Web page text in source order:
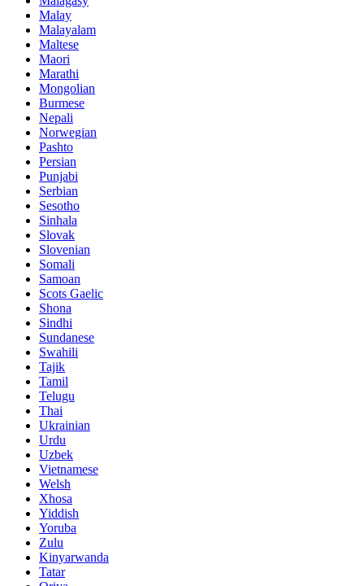
Malay
Malayalam
Maltese
Maori
Marathi
Mongolian
Burmese
Nepali
Norwegian
Pashto
Persian
Punjabi
Serbian
Sesotho
Sinhala
Slovak
Slovenian
Somali
Samoan
Scots Gaelic
Shona
Sindhi
Sundanese
Swahili
Tajik
Tamil
Telugu
Thai
Ukrainian
Urdu
Uzbek
Vietnamese
Welsh
Xhosa
Yiddish
Yoruba
Zulu
Kinyarwanda
Tatar